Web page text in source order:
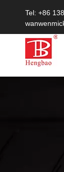
Tel: +86